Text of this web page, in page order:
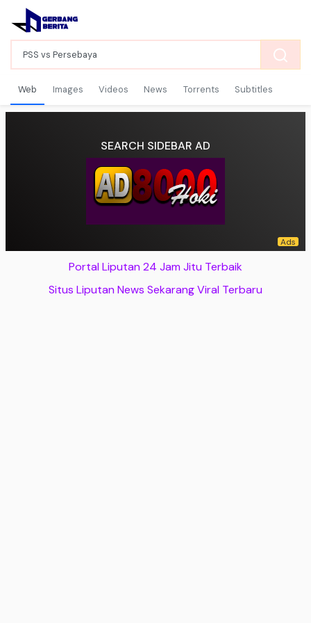
Web Images Videos News Torrents Subtitles
SEARCH SIDEBAR AD
Portal Liputan 24 Jam Jitu Terbaik
Situs Liputan News Sekarang Viral Terbaru